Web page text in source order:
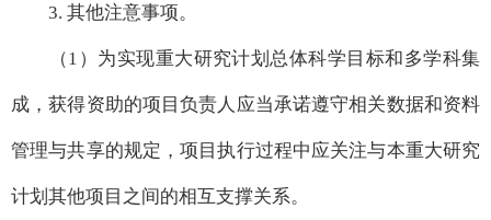
3. 其他注意事项。
（1）为实现重大研究计划总体科学目标和多学科集
成，获得资助的项目负责人应当承诺遵守相关数据和资料
管理与共享的规定，项目执行过程中应关注与本重大研究
计划其他项目之间的相互支撑关系。